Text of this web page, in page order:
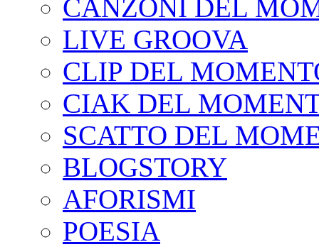
CANZONI DEL
LIVE GROOVA
CLIP DEL
CIAK DEL
SCATTO DEL
BLOGSTORY
AFORISMI
POESIA